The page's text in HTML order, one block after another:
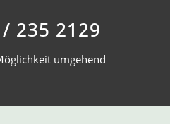
235 2129
umgehend